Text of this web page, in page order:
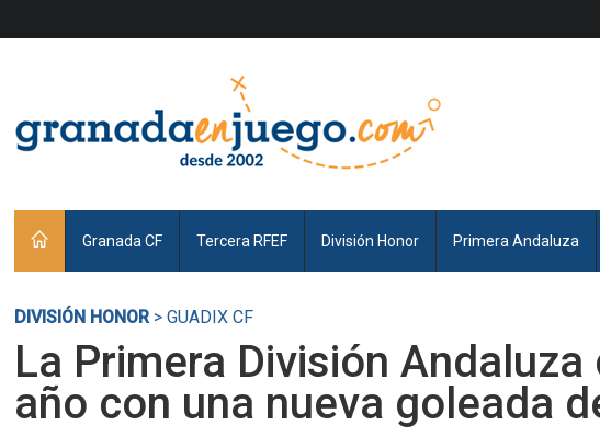
Granada CF Tercera RFEF División Honor Primera Andaluza
DIVISIÓN HONOR> GUADIX CF
La Primera División Andaluza
año con una nueva goleada